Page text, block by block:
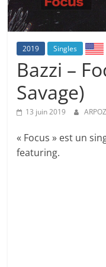
2019 Singles
Bazzi –
Savage)
13 juin 2019 ARPOZ
« Focus » est un
featuring.